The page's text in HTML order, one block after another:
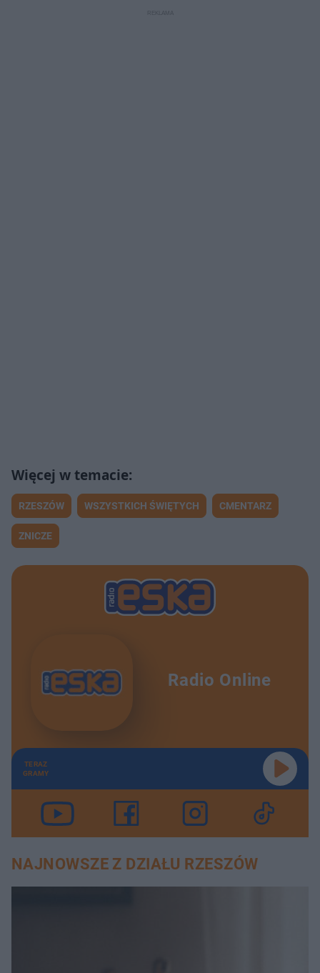
RZESZÓW WSZYSTKICH ŚWIĘTYCH CMENTARZ
ZNICZE
Radio Online
TERAZ
GRAMY
NAJNOWSZE Z DZIAŁU RZESZÓW